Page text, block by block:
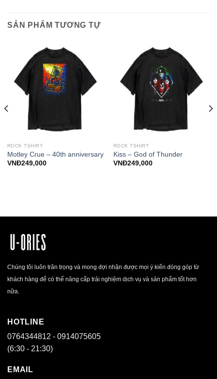
SẢN PHẨM TƯƠNG TỰ
ROCK TSHIRT
Motley Crue – 40th anniversary
VNĐ249,000
ROCK TSHIRT
Kiss – God of Thunder
VNĐ249,000
Chúng tôi luôn trân trọng và mong đợi nhận được mọi ý kiến đóng góp từ
khách hàng để có thể nâng cấp trải nghiệm dịch vụ và sản phẩm tốt hơn
nữa.
HOTLINE
0764344812 - 0914075605
(6:30 - 21:30)
EMAIL